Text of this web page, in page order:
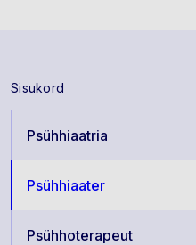
Sisukord
Psühhiaatria
Psühhiaater
Psühhoterapeut